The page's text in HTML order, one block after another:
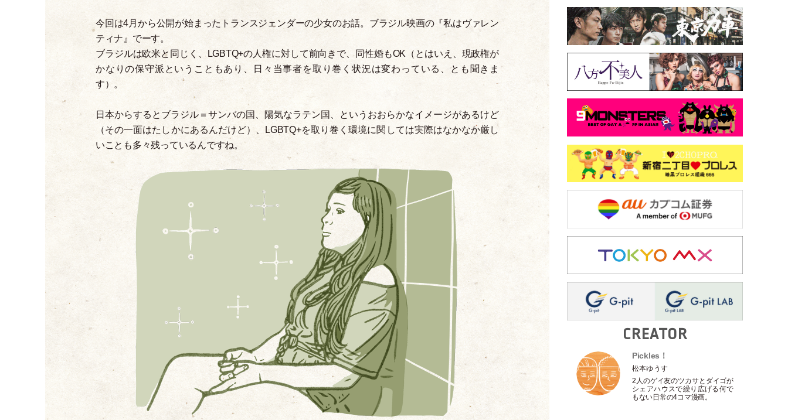
今回は4月から公開が始まったトランスジェンダーの少女のお話。ブラジル映画の『私はヴァレン
ティナ』でーす。
ブラジルは欧米と同じく、LGBTQ+の人権に対して前向きで、同性婚もOK （ とはいえ、現政権が
かなりの保守派ということもあり、日々当事者を取り巻く状況は変わっている、とも聞きま
す） 。
日本からするとブラジル＝サンバの国、陽気なラテン国、というおおらかなイメージがあるけど
（その一面はたしかにあるんだけど） 、LGBTQ+を取り巻く環境に関しては実際はなかなか厳し
いことも多々残っているんですね。
CREATOR
Pickles！
松本ゆうす
2人のゲイ友のツカサとダイゴが
シェアハウスで繰り広げる何で
もない日常の4コマ漫画。